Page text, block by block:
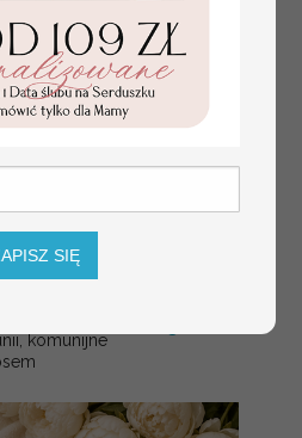
komunijne
SIĘ